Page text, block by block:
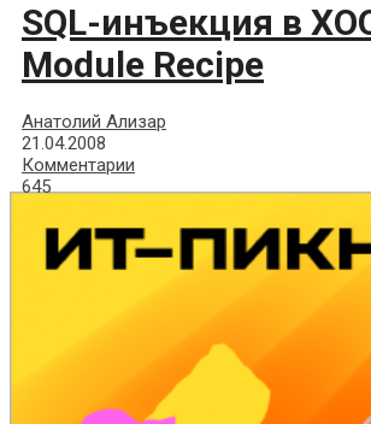
SQL-инъекция в
Module Recipe
Анатолий Ализар
21.04.2008
Комментарии
645